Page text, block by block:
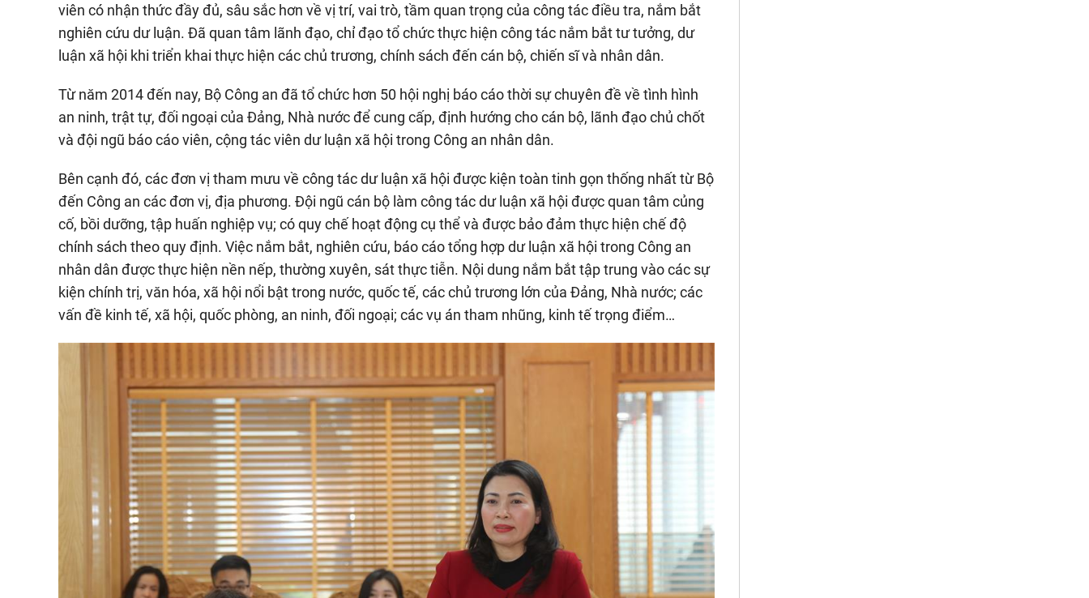
viên có nhận thức đầy đủ, sâu sắc hơn về vị trí, vai trò, tầm quan trọng của công tác điều tra, nắm bắt
nghiên cứu dư luận. Đã quan tâm lãnh đạo, chỉ đạo tổ chức thực hiện công tác nắm bắt tư tưởng, dư
luận xã hội khi triển khai thực hiện các chủ trương, chính sách đến cán bộ, chiến sĩ và nhân dân.
Từ năm 2014 đến nay, Bộ Công an đã tổ chức hơn 50 hội nghị báo cáo thời sự chuyên đề về tình hình
an ninh, trật tự, đối ngoại của Đảng, Nhà nước để cung cấp, định hướng cho cán bộ, lãnh đạo chủ chốt
và đội ngũ báo cáo viên, cộng tác viên dư luận xã hội trong Công an nhân dân.
Bên cạnh đó, các đơn vị tham mưu về công tác dư luận xã hội được kiện toàn tinh gọn thống nhất từ Bộ
đến Công an các đơn vị, địa phương. Đội ngũ cán bộ làm công tác dư luận xã hội được quan tâm củng
cố, bồi dưỡng, tập huấn nghiệp vụ; có quy chế hoạt động cụ thể và được bảo đảm thực hiện chế độ
chính sách theo quy định. Việc nắm bắt, nghiên cứu, báo cáo tổng hợp dư luận xã hội trong Công an
nhân dân được thực hiện nền nếp, thường xuyên, sát thực tiễn. Nội dung nắm bắt tập trung vào các sự
kiện chính trị, văn hóa, xã hội nổi bật trong nước, quốc tế, các chủ trương lớn của Đảng, Nhà nước; các
vấn đề kinh tế, xã hội, quốc phòng, an ninh, đối ngoại; các vụ án tham nhũng, kinh tế trọng điểm…